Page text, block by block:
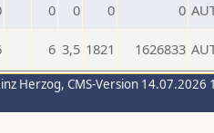
0 0 0 0
6 3,5 1821 1626833
Herzog, CMS-Version 14.07.2026